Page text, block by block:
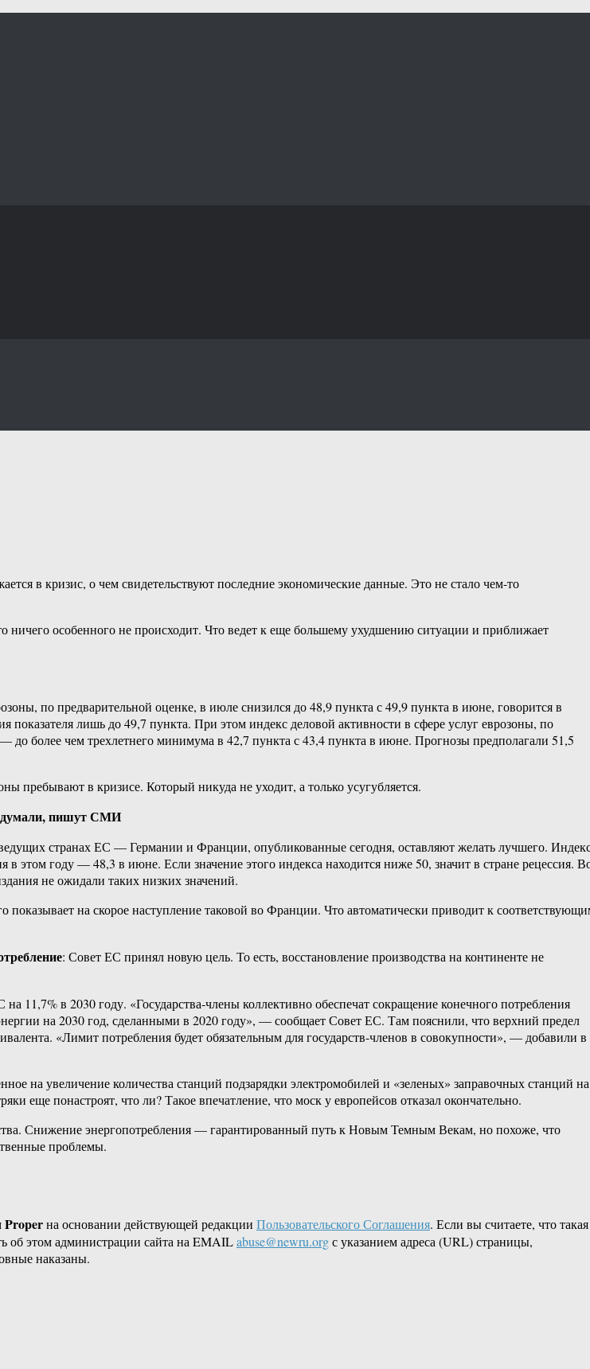
в кризис, о чем свидетельствуют последние экономические данные. Это не стало чем-то
особенного не происходит. Что ведет к еще большему ухудшению ситуации и приближает
по предварительной оценке, в июле снизился до 48,9 пункта с 49,9 пункта в июне, говорится в
лишь до 49,7 пункта. При этом индекс деловой активности в сфере услуг еврозоны, по
более чем трехлетнего минимума в 42,7 пункта с 43,4 пункта в июне. Прогнозы предполагали 51,5
в кризисе. Который никуда не уходит, а только усугубляется.
думали, пишут СМИ
странах ЕС — Германии и Франции, опубликованные сегодня, оставляют желать лучшего.
этом году — 48,3 в июне. Если значение этого индекса находится ниже 50, значит в стране рецессия.
не ожидали таких низких значений.
показывает на скорое наступление таковой во Франции. Что автоматически приводит к
: Совет ЕС принял новую цель. То есть, восстановление производства на континенте не
в 2030 году. «Государства-члены коллективно обеспечат сокращение конечного потребления
на 2030 год, сделанными в 2020 году», — сообщает Совет ЕС. Там пояснили, что верхний предел
«Лимит потребления будет обязательным для государств-членов в совокупности», — добавили в
на увеличение количества станций подзарядки электромобилей и «зеленых» заправочных станций на
еще понастроят, что ли? Такое впечатление, что моск у европейсов отказал окончательно.
Снижение энергопотребления — гарантированный путь к Новым Темным Векам, но похоже, что
проблемы.
Properна основании действующей редакции Пользовательского Соглашения. Если вы считаете, что такая
об этом администрации сайта на EMAILabuse@newru.orgс указанием адреса (URL) страницы,
наказаны.